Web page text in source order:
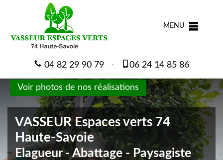
MENU
04 82 29 90 79 - 06 24 14 85 86
Voir photos de nos réalisations
VASSEUR Espaces verts 74
Haute-Savoie
Elagueur - Abattage - Paysagiste